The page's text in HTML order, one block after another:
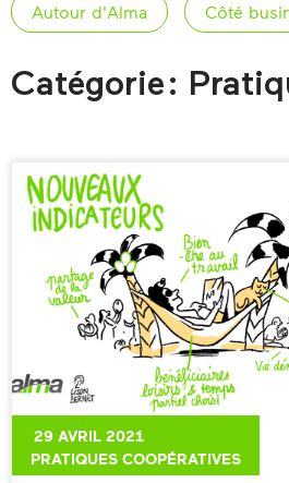
Autour d'Alma Côté
Catégorie :
PRATIQUES COOPÉRATIVES
29 AVRIL 2021